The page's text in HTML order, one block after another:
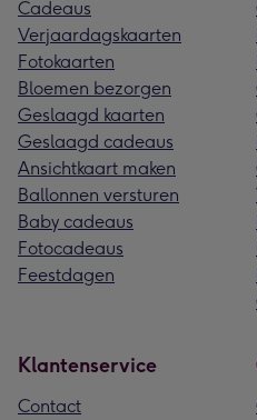
Cadeaus
Verjaardagskaarten
Fotokaarten
Bloemen bezorgen
Geslaagd kaarten
Geslaagd cadeaus
Ansichtkaart maken
Ballonnen versturen
Baby cadeaus
Fotocadeaus
Feestdagen
Klantenservice
Contact